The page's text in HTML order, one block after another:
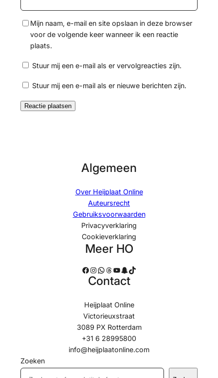
Mijn naam, e-mail en site opslaan in deze browser
voor de volgende keer wanneer ik een reactie
plaats.
Stuur mij een e-mail als er vervolgreacties zijn.
Stuur mij een e-mail als er nieuwe berichten zijn.
Algemeen
Over Heijplaat Online
Auteursrecht
Gebruiksvoorwaarden
Privacyverklaring
Cookieverklaring
Meer HO
Facebook Instagram WhatsApp Threads YouTube Snapchat TikTok
Contact
Heijplaat Online
Victorieuxstraat
3089 PX Rotterdam
+31 6 28995800
info@heijplaatonline.com
Zoeken